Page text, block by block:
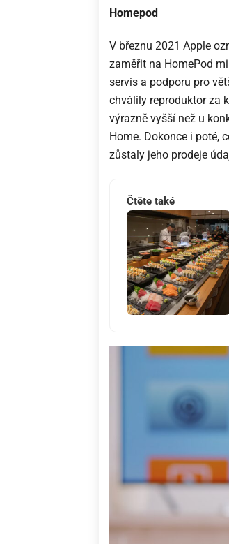
Homepod
V březnu 2021 Apple
zaměřit na HomePod
servis a podporu pro
chválily reproduktor za
výrazně vyšší než u
Home. Dokonce i poté,
zůstaly jeho prodeje
Čtěte také